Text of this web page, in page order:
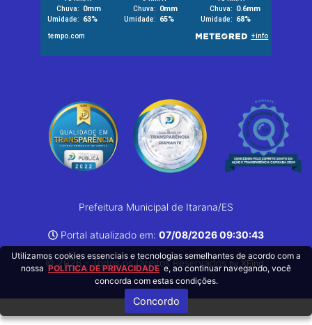
Prefeitura Municipal de Itarana/ES
Portal atualizado em: 07/08/2026 09:30:43
© 2026 - Todos os Direitos Reservadosby XFind .
Utilizamos cookies essenciais e tecnologias semelhantes de acordo com a
nossaPOLÍTICA DE PRIVACIDADEe, ao continuar navegando, você
concorda com estas condições.
Concordo